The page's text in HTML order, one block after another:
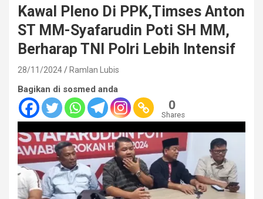
Kawal Pleno Di PPK,Timses Anton
ST MM-Syafarudin Poti SH MM,
Berharap TNI Polri Lebih Intensif
28/11/2024 Ramlan Lubis
Bagikan di sosmed anda
0
Shares